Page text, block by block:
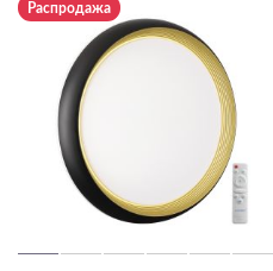
Распродажа